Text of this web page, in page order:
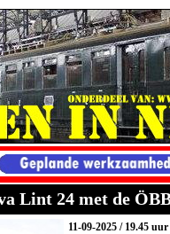
Lint 24 met de ÖBB
11-09-2025 / 19.45 uur